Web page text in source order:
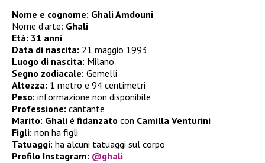
Nome e cognome: Ghali Amdouni
Nome d’arte: Ghali
Età: 31 anni
Data di nascita: 21 maggio 1993
Luogo di nascita: Milano
Segno zodiacale: Gemelli
Altezza: 1 metro e 94 centimetri
Peso: informazione non disponibile
Professione: cantante
Marito: Ghali è fidanzato con Camilla Venturini
Figli: non ha figli
Tatuaggi: ha alcuni tatuaggi sul corpo
Profilo Instagram: @ghali